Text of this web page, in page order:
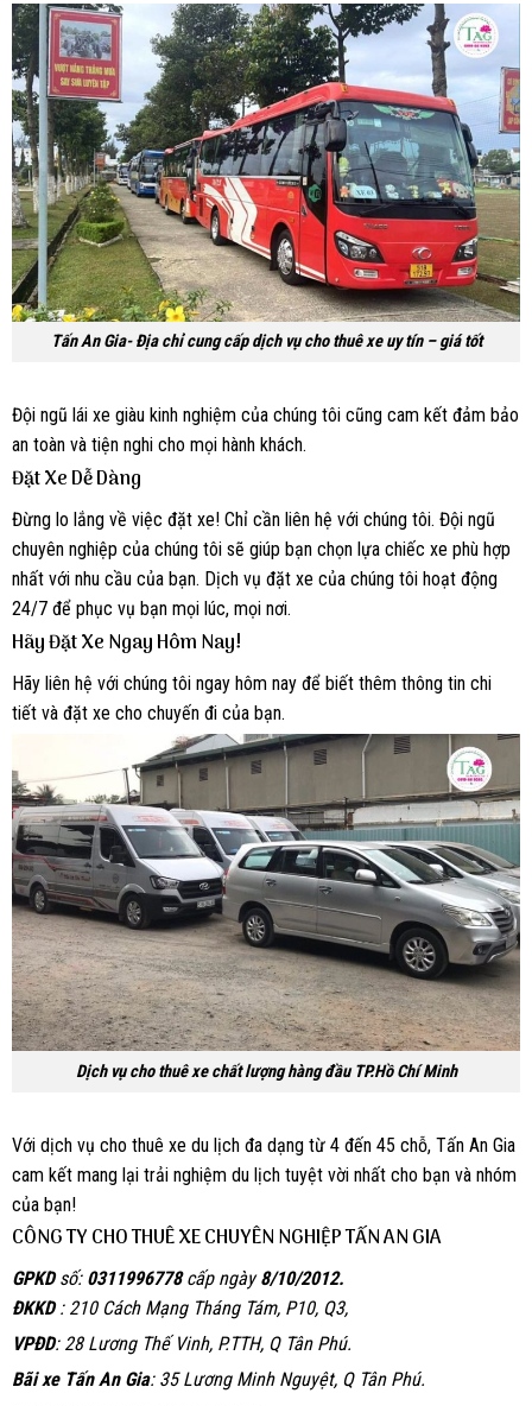
Tấn An Gia- Địa chỉ cung cấp dịch vụ cho thuê xe uy tín – giá tốt
Đội ngũ lái xe giàu kinh nghiệm của chúng tôi cũng cam kết đảm bảo
an toàn và tiện nghi cho mọi hành khách.
Đặt Xe Dễ Dàng
Đừng lo lắng về việc đặt xe! Chỉ cần liên hệ với chúng tôi. Đội ngũ
chuyên nghiệp của chúng tôi sẽ giúp bạn chọn lựa chiếc xe phù hợp
nhất với nhu cầu của bạn. Dịch vụ đặt xe của chúng tôi hoạt động
24/7 để phục vụ bạn mọi lúc, mọi nơi.
Hãy Đặt Xe Ngay Hôm Nay!
Hãy liên hệ với chúng tôi ngay hôm nay để biết thêm thông tin chi
tiết và đặt xe cho chuyến đi của bạn.
Dịch vụ cho thuê xe chất lượng hàng đầu TP.Hồ Chí Minh
Với dịch vụ cho thuê xe du lịch đa dạng từ 4 đến 45 chỗ, Tấn An Gia
cam kết mang lại trải nghiệm du lịch tuyệt vời nhất cho bạn và nhóm
của bạn!
CÔNG TY CHO THUÊ XE CHUYÊN NGHIỆP TẤN AN GIA
GPKDsố: 0311996778cấp ngày8/10/2012.
ĐKKD: 210 Cách Mạng Tháng Tám, P10, Q3,
VPĐD: 28 Lương Thế Vinh, P.TTH, Q Tân Phú.
Bãi xe Tấn An Gia: 35 Lương Minh Nguyệt, Q Tân Phú.